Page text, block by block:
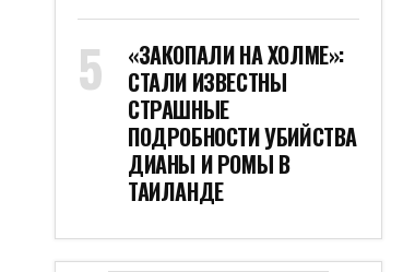
«ЗАКОПАЛИ НА ХОЛМЕ»:
СТАЛИ ИЗВЕСТНЫ
СТРАШНЫЕ
ПОДРОБНОСТИ УБИЙСТВА
ДИАНЫ И РОМЫ В
ТАИЛАНДЕ